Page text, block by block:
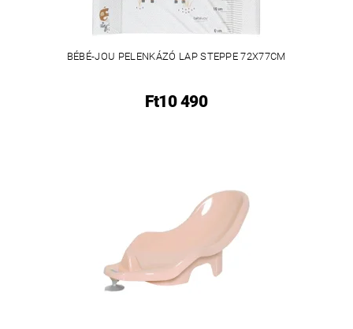
BÉBÉ-JOU PELENKÁZÓ LAP STEPPE 72X77CM
Ft10 490